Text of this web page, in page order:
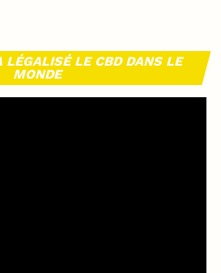
LÉGALISÉ LE CBD DANS LE
MONDE